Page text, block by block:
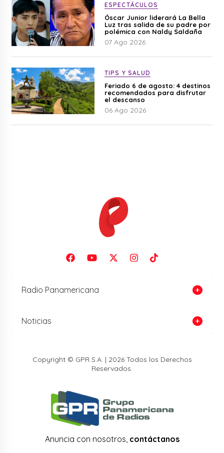
ESPECTÁCULOS
Óscar Junior liderará La Bella
Luz tras salida de su padre por
polémica con Naldy Saldaña
07 Ago 2026
TIPS Y SALUD
Feriado 6 de agosto: 4 destinos
recomendados para disfrutar
el descanso
06 Ago 2026
Radio Panamericana
Noticias
Copyright © GPR S.A. | 2026 Todos los Derechos
Reservados.
Anuncia con nosotros, contáctanos